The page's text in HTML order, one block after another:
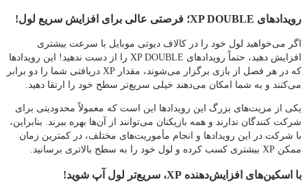
رویدادهای XP DOUBLE؛ فرصتی عالی برای افزایش سریع لول!
اگر می‌خواهید لول خود را در کالاف دیوتی موبایل با سرعت بیشتری
افزایش دهید، حتماً رویدادهای XP DOUBLE را از دست ندهید! این رویدادها
که در هر فصل از بازی برگزار می‌شوند، مقدار XP دریافتی شما را دو برابر
می‌کنند و به شما امکان می‌دهند خیلی سریع‌تر سطح خود را ارتقا دهید.
یکی از مزیت‌های بزرگ این رویدادها این است که معمولاً محدودیتی برای
شرکت‌ کنندگان ندارند و همه بازیکنان می‌توانند از آن‌ها بهره ببرند. بنابراین،
با شرکت در این رویدادها و انجام مأموریت‌های مختلف، در کمترین زمان
ممکن XP بیشتری کسب کرده و لول خود را به سطح بالاتری برسانید.
با اسکین‌های افزایش‌دهنده XP، سریع‌تر لول آپ شوید!